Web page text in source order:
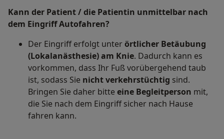
Kann der Patient / die Patientin unmittelbar nach
dem Eingriff Autofahren?
Der Eingriff erfolgt unterörtlicher Betäubung
(Lokalanästhesie) am Knie. Dadurch kann es
vorkommen, dass Ihr Fuß vorübergehend taub
ist, sodass Sie nicht verkehrstüchtig sind.
Bringen Sie daher bitte eine Begleitperson mit,
die Sie nach dem Eingriff sicher nach Hause
fahren kann.